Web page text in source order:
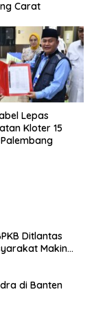
Carat
Lepas
Kloter 15
Ditlantas
Makin
di Banten